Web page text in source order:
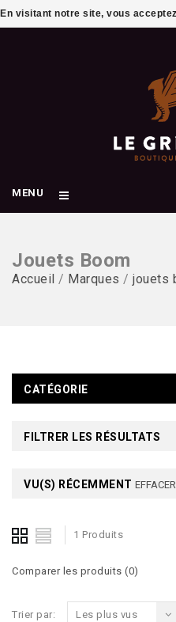
MENU
Jouets Boom
Accueil / Marques / jouets
CATÉGORIE
FILTRER LES RÉSULTATS
VU(S) RÉCEMMENT EFFACER
1 Produits
Comparer les produits (0)
Trier par: Les plus vus
En visitant notre site, vous